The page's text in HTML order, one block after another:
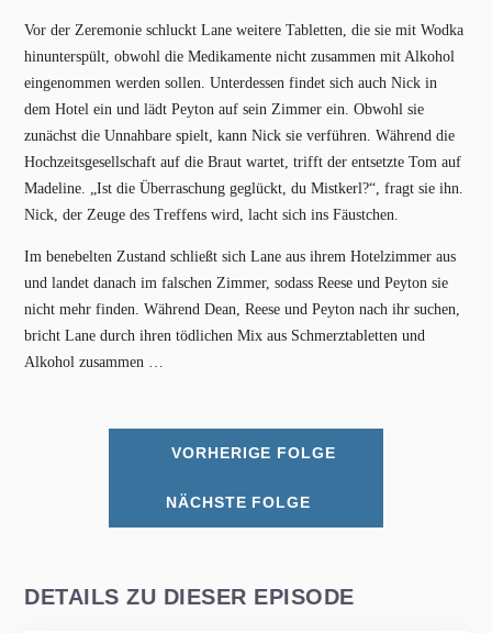
Vor der Zeremonie schluckt Lane weitere Tabletten, die sie mit Wodka
hinunterspült, obwohl die Medikamente nicht zusammen mit Alkohol
eingenommen werden sollen. Unterdessen findet sich auch Nick in
dem Hotel ein und lädt Peyton auf sein Zimmer ein. Obwohl sie
zunächst die Unnahbare spielt, kann Nick sie verführen. Während die
Hochzeitsgesellschaft auf die Braut wartet, trifft der entsetzte Tom auf
Madeline. „Ist die Überraschung geglückt, du Mistkerl?“, fragt sie ihn.
Nick, der Zeuge des Treffens wird, lacht sich ins Fäustchen.
Im benebelten Zustand schließt sich Lane aus ihrem Hotelzimmer aus
und landet danach im falschen Zimmer, sodass Reese und Peyton sie
nicht mehr finden. Während Dean, Reese und Peyton nach ihr suchen,
bricht Lane durch ihren tödlichen Mix aus Schmerztabletten und
Alkohol zusammen …
VORHERIGE FOLGE
NÄCHSTE FOLGE
DETAILS ZU DIESER EPISODE